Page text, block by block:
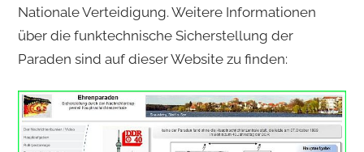
Nationale Verteidigung. Weitere Informationen
über die funktechnische Sicherstellung der
Paraden sind auf dieser Website zu finden: